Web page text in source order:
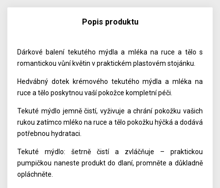
Popis produktu
Dárkové balení tekutého mýdla a mléka na ruce a tělo s
romantickou vůní květin v praktickém plastovém stojánku.
Hedvábný dotek krémového tekutého mýdla a mléka na
ruce a tělo poskytnou vaší pokožce kompletní péči.
Tekuté mýdlo jemně čistí, vyživuje a chrání pokožku vašich
rukou zatímco mléko na ruce a tělo pokožku hýčká a dodává
potřebnou hydrataci.
Tekuté mýdlo: šetrně čistí a zvláčňuje – praktickou
pumpičkou naneste produkt do dlaní, promněte a důkladně
opláchněte.